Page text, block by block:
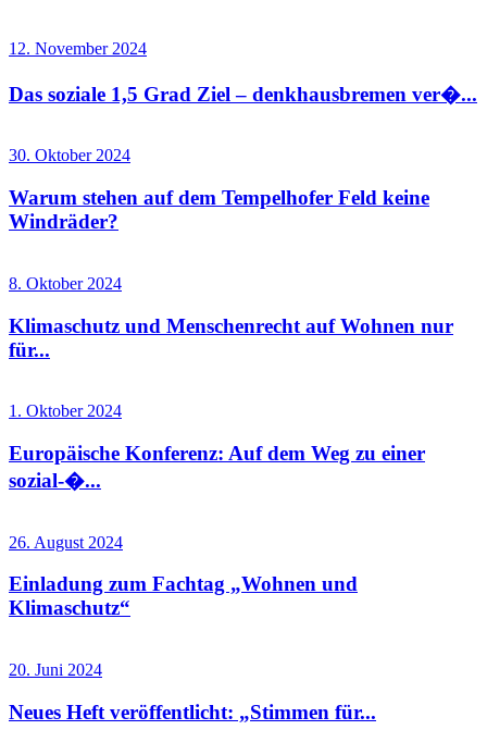
12. November 2024
Das soziale 1,5 Grad Ziel – denkhausbremen ver�...
30. Oktober 2024
Warum stehen auf dem Tempelhofer Feld keine
Windräder?
8. Oktober 2024
Klimaschutz und Menschenrecht auf Wohnen nur
für...
1. Oktober 2024
Europäische Konferenz: Auf dem Weg zu einer
sozial-�...
26. August 2024
Einladung zum Fachtag „Wohnen und
Klimaschutz“
20. Juni 2024
Neues Heft veröffentlicht: „Stimmen für...